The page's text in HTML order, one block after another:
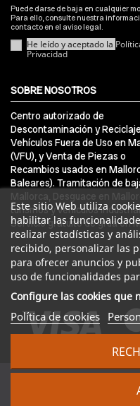
Este sitio Web utiliza
habilitar las
realizar estadísticas y
recibido, personalizar las
para ofrecer anuncios y
uso de funcionalidades
Configure las cookies que
Política de cookies
Puede darse de baja en cualquier
Para ello, consulte nuestra
contacto en el aviso legal.
He leído y aceptado la
Privacidad
SOBRE NOSOTROS
Centro autorizado de
Descontaminación y
Vehículos Fuera de Uso en
(VFU), y Venta de Piezas o
Recambios usados en
Baleares). Tramitación de
Mallorca, Desguace en
turismos y vehículos
Servicio gratuito de grúa en
reservados |